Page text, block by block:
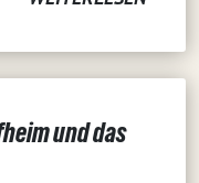
und das